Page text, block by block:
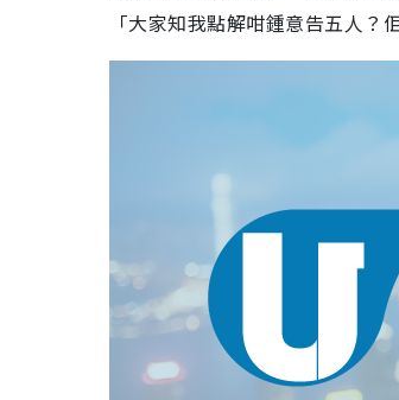
「大家知我點解咁鍾意告五人？